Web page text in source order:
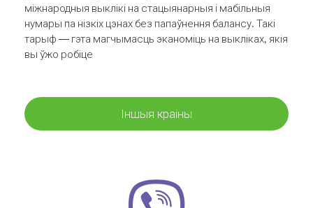
міжнародныя выклікі на стацыянарныя і мабільныя
нумары па нізкіх цэнах без папаўнення балансу. Такі
тарыф — гэта магчымасць эканоміць на выкліках, якія
вы ўжо робіце
Іншыя краіны